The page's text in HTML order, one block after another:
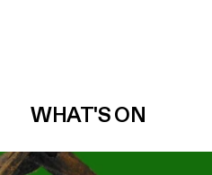
WHAT'S ON